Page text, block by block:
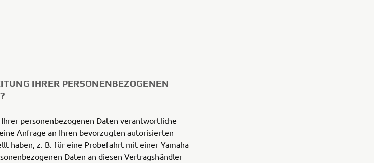
IHRER PERSONENBEZOGENEN
personenbezogenen Daten verantwortliche
Anfrage an Ihren bevorzugten autorisierten
haben, z. B. für eine Probefahrt mit einer Yamaha
Daten an diesen Vertragshändler